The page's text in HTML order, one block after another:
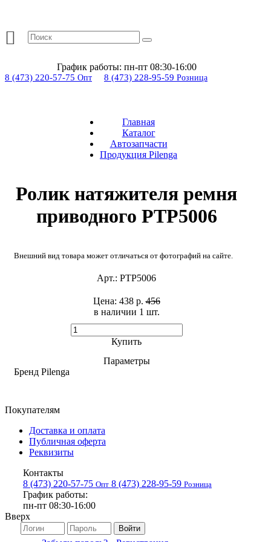
График работы: пн-пт 08:30-16:00
8 (473) 220-57-75 Опт 8 (473) 228-95-59 Розница
Главная
Каталог
Автозапчасти
Продукция Pilenga
Ролик натяжителя ремня
приводного PTP5006
Внешний вид товара может отличаться от фотографий на сайте.
Арт.: PTP5006
в наличии 1 шт. ​
Цена: 438 р.456
Купить
Параметры
Бренд Pilenga
Покупателям
Доставка и оплата
Публичная оферта
Реквизиты
Контакты
8 (473) 220-57-75 Опт 8 (473) 228-95-59 Розница
График работы:
пн-пт 08:30-16:00
Вверх
Войти